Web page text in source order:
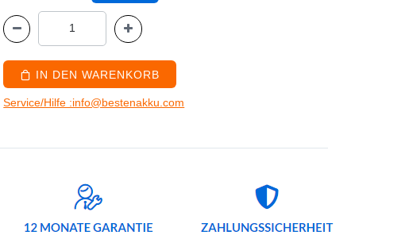
IN DEN WARENKORB
Service/Hilfe :info@bestenakku.com